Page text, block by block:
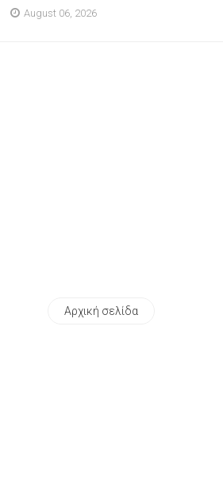
August 06, 2026
Αρχική σελίδα